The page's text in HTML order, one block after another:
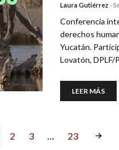
Laura Gutiérrez -
Conferencia
derechos
Yucatán.
Lovatón, DPLF/
LEER MÁS
2 3 … 23